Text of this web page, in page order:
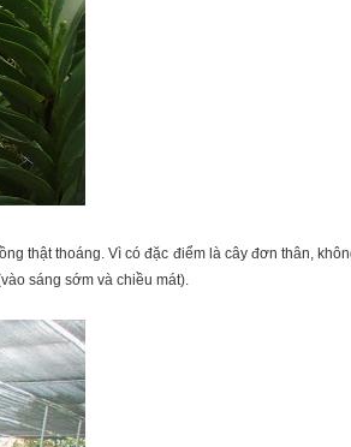
thật thoáng. Vì có đặc điểm là cây đơn thân,
sáng sớm và chiều mát).